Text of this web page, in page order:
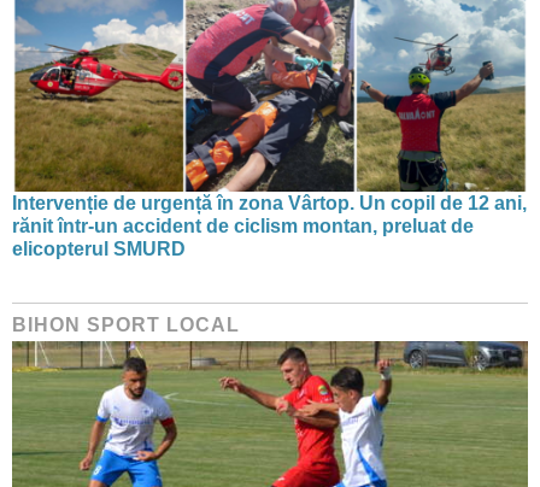
Intervenție de urgență în zona Vârtop. Un copil de 12 ani,
rănit într-un accident de ciclism montan, preluat de
elicopterul SMURD
BIHON SPORT LOCAL